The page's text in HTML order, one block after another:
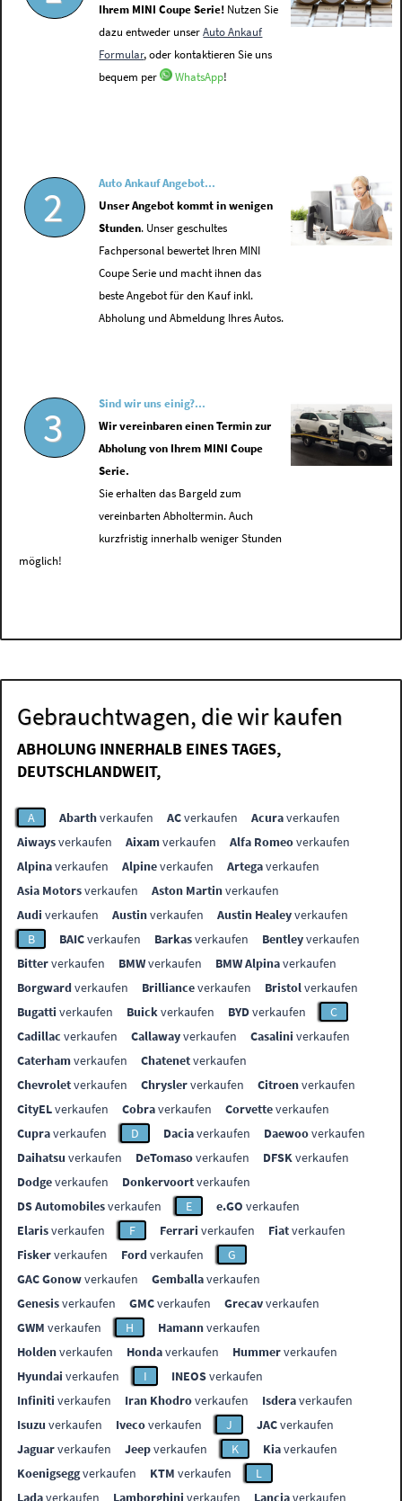
Ihrem MINI Coupe Serie! Nutzen Sie
dazu entweder unserAuto Ankauf
Formular, oder kontaktieren Sie uns
bequem per
WhatsApp!
2
Auto Ankauf Angebot...
Unser Angebot kommt in wenigen
Stunden. Unser geschultes
Fachpersonal bewertet Ihren MINI
Coupe Serie und macht ihnen das
beste Angebot für den Kauf inkl.
Abholung und Abmeldung Ihres Autos.
3
Sind wir uns einig?...
Wir vereinbaren einen Termin zur
Abholung von Ihrem MINI Coupe
Serie.
Sie erhalten das Bargeld zum
vereinbarten Abholtermin. Auch
kurzfristig innerhalb weniger Stunden
möglich!
Gebrauchtwagen, die wir kaufen
ABHOLUNG INNERHALB EINES TAGES,
DEUTSCHLANDWEIT,
A Abarthverkaufen ACverkaufen Acuraverkaufen
Aiwaysverkaufen Aixamverkaufen Alfa Romeoverkaufen
Alpinaverkaufen Alpineverkaufen Artegaverkaufen
Asia Motorsverkaufen Aston Martinverkaufen
Audi verkaufen Austinverkaufen Austin Healeyverkaufen
B
BAICverkaufen Barkasverkaufen Bentleyverkaufen
Bitterverkaufen BMWverkaufen BMW Alpinaverkaufen
Borgwardverkaufen Brillianceverkaufen Bristolverkaufen
Bugatti verkaufen Buickverkaufen BYDverkaufen
C
Cadillac verkaufen Callawayverkaufen Casalini verkaufen
Caterhamverkaufen Chatenetverkaufen
Chevroletverkaufen Chryslerverkaufen Citroenverkaufen
CityELverkaufen Cobraverkaufen Corvetteverkaufen
Cupraverkaufen D Daciaverkaufen Daewooverkaufen
Daihatsu verkaufen DeTomasoverkaufen DFSKverkaufen
Dodgeverkaufen Donkervoortverkaufen
DS Automobilesverkaufen E e.GO verkaufen
Elarisverkaufen F Ferrari verkaufen Fiatverkaufen
Fiskerverkaufen Fordverkaufen
G
GAC Gonowverkaufen Gemballaverkaufen
Genesisverkaufen GMCverkaufen Grecavverkaufen
GWM verkaufen H Hamannverkaufen
Holdenverkaufen Hondaverkaufen Hummerverkaufen
Hyundai verkaufen I INEOSverkaufen
Infiniti verkaufen Iran Khodroverkaufen Isderaverkaufen
Isuzu verkaufen Ivecoverkaufen J JACverkaufen
Jaguarverkaufen Jeepverkaufen K Kiaverkaufen
Koenigseggverkaufen KTM verkaufen
L
Ladaverkaufen Lamborghini verkaufen Lanciaverkaufen